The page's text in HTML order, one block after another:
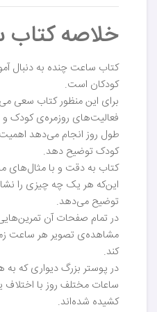
خلاصه
کتاب ساعت چنده به دنبال
کودکان است.
برای این منظور کتاب سعی
فعالیت‌های روزمره‌ی کودک و
طول روز انجام می‌دهد اهمیت
کودک توضیح دهد.
کتاب به دقت و با مثال‌های
این‌که هر یک چه چیزی را
توضیح می‌دهد.
در تمام صفحات آن
مشاهده‌ی تصویر هر ساعت
کند.
در پوستر بزرگ دیواری که به
ساعات مختلف روز با
کشیده شده‌اند.